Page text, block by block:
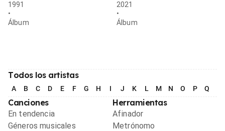
1991
•
Álbum
2021
•
Álbum
Todos los artistas
A B C D E F G H I J K L M N O P Q
Canciones
En tendencia
Géneros musicales
Herramientas
Afinador
Metrónomo